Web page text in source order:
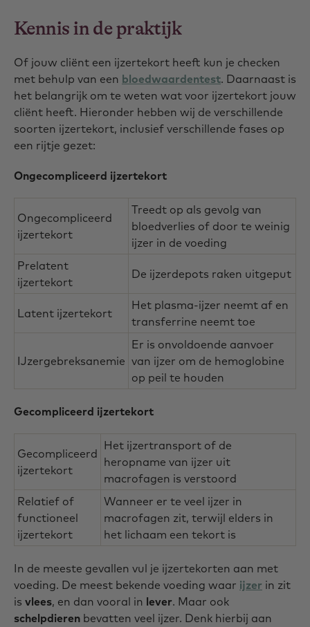
Kennis in de praktijk
Of jouw cliënt een ijzertekort heeft kun je checken
met behulp van een bloedwaardentest. Daarnaast is
het belangrijk om te weten wat voor ijzertekort jouw
cliënt heeft. Hieronder hebben wij de verschillende
soorten ijzertekort, inclusief verschillende fases op
een rijtje gezet:
Ongecompliceerd ijzertekort
Ongecompliceerd
ijzertekort
Treedt op als gevolg van
bloedverlies of door te weinig
ijzer in de voeding
Prelatent
ijzertekort
De ijzerdepots raken uitgeput
Latent ijzertekort
Het plasma-ijzer neemt af en
transferrine neemt toe
IJzergebreksanemie
Er is onvoldoende aanvoer
van ijzer om de hemoglobine
op peil te houden
Gecompliceerd ijzertekort
Gecompliceerd
ijzertekort
Het ijzertransport of de
heropname van ijzer uit
macrofagen is verstoord
Relatief of
functioneel
ijzertekort
Wanneer er te veel ijzer in
macrofagen zit, terwijl elders in
het lichaam een tekort is
In de meeste gevallen vul je ijzertekorten aan met
voeding. De meest bekende voeding waar ijzer in zit
is vlees, en dan vooral in lever. Maar ook
schelpdieren bevatten veel ijzer. Denk hierbij aan